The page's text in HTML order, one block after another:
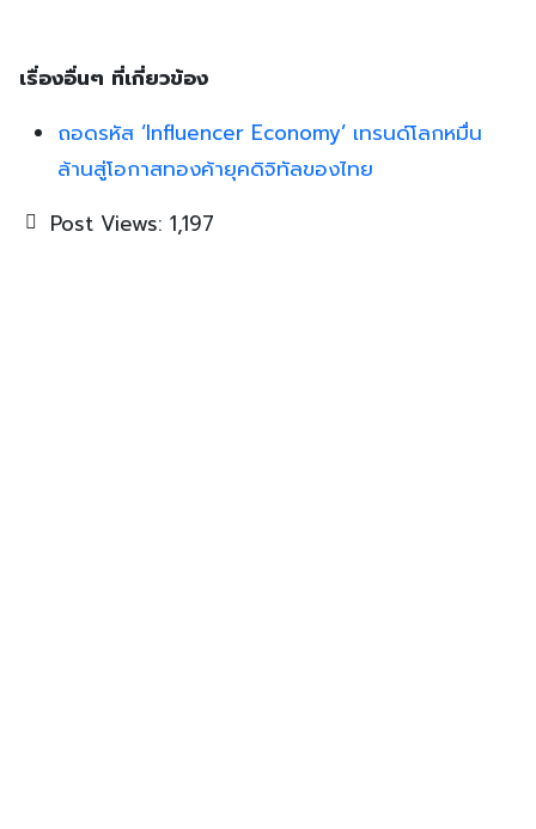
เรื่องอื่นๆ ที่เกี่ยวข้อง
ถอดรหัส ‘Influencer Economy’ เทรนด์โลกหมื่น
ล้านสู่โอกาสทองค้ายุคดิจิทัลของไทย
Post Views: 1,197